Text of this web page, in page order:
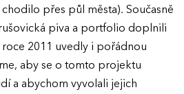
přes půl města). Současně
piva a portfolio doplnili
2011 uvedly i pořádnou
aby se o tomto projektu
a abychom vyvolali jejich